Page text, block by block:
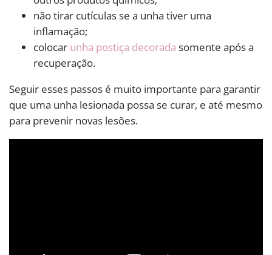
não tirar cutículas se a unha tiver uma
inflamação;
colocar unha postiça decorada somente após a
recuperação.
Seguir esses passos é muito importante para garantir
que uma unha lesionada possa se curar, e até mesmo
para prevenir novas lesões.